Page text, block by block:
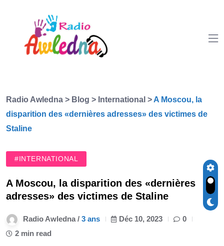
Radio Awledna > Blog > International > A Moscou, la
disparition des «dernières adresses» des victimes de
Staline
#INTERNATIONAL
A Moscou, la disparition des «dernières
adresses» des victimes de Staline
Radio Awledna / 3 ans Déc 10, 2023
0
2 min read